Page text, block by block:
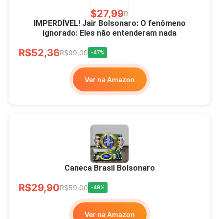
R$27,99R$49,00
Xícara Bolsonaro
Brasão Deus Acima De
Todos
R$33,00
Ver no MERCADO
IMPERDÍVEL! Jair Bolsonaro: O fenômeno
ignorado: Eles não entenderam nada
R$52,36R$99,00 -47%
Ver na Amazon
Caneca Brasil Bolsonaro
R$29,90R$59,00 -49%
Ver na Amazon